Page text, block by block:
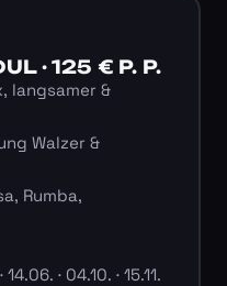
· 125 € P. P.
langsamer &
Walzer &
Rumba,
· 04.10. · 15.11.